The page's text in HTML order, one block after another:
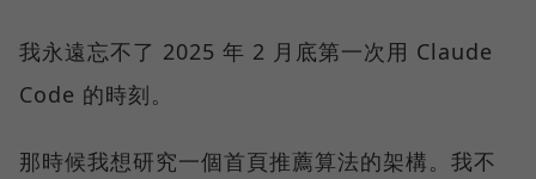
我永遠忘不了 2025 年 2 月底第一次用 Claude
Code 的時刻。
那時候我想研究一個首頁推薦算法的架構。我不